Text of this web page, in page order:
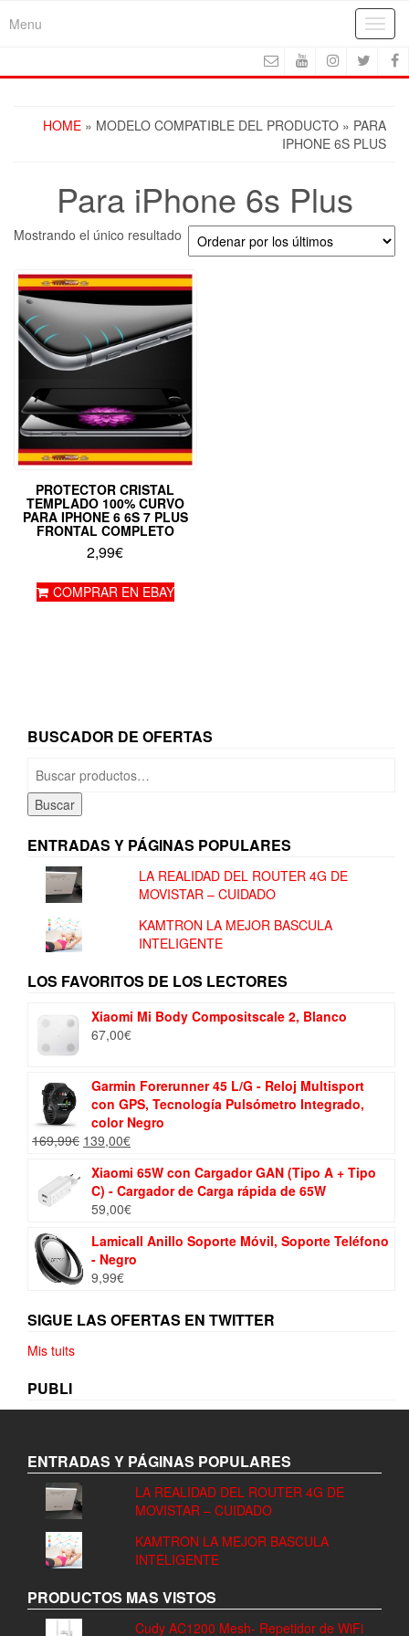
Menu
HOME » MODELO COMPATIBLE DEL PRODUCTO » PARA
IPHONE 6S PLUS
Para iPhone 6s Plus
Mostrando el único resultado
PROTECTOR CRISTAL
TEMPLADO 100% CURVO
PARA IPHONE 6 6S 7 PLUS
FRONTAL COMPLETO
2,99€
COMPRAR EN EBAY
BUSCADOR DE OFERTAS
por:
Buscar
ENTRADAS Y PÁGINAS POPULARES
LA REALIDAD DEL ROUTER 4G DE
MOVISTAR – CUIDADO
KAMTRON LA MEJOR BASCULA
INTELIGENTE
LOS FAVORITOS DE LOS LECTORES
Xiaomi Mi Body Compositscale 2, Blanco
67,00€
Garmin Forerunner 45 L/G - Reloj Multisport
con GPS, Tecnología Pulsómetro Integrado,
color Negro
169,99€ El
original
era:
169,99€.
139,00€El
actual
es:
139,00€.
Xiaomi 65W con Cargador GAN (Tipo A + Tipo
C) - Cargador de Carga rápida de 65W
59,00€
Lamicall Anillo Soporte Móvil, Soporte Teléfono
- Negro
9,99€
SIGUE LAS OFERTAS EN TWITTER
Mis tuits
PUBLI
ENTRADAS Y PÁGINAS POPULARES
LA REALIDAD DEL ROUTER 4G DE
MOVISTAR – CUIDADO
KAMTRON LA MEJOR BASCULA
INTELIGENTE
PRODUCTOS MAS VISTOS
Cudy AC1200 Mesh- Repetidor de WiFi